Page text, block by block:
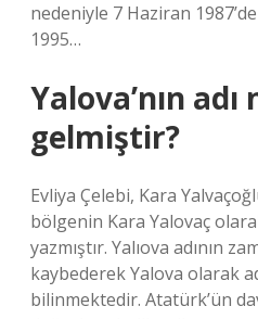
nedeniyle 7 Haziran
1995…
Yalova’nın
gelmiştir?
Evliya Çelebi, Kara
bölgenin Kara Yalovaç olarak
yazmıştır. Yalıova adının
kaybederek Yalova olarak
bilinmektedir. Atatürk’ün